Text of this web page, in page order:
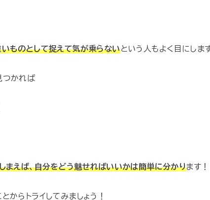
ものとして捉えて気が乗らないという人もよく目にします
つかれば
まえば、自分をどう魅せればいいかは簡単に分かります！
からトライしてみましょう！